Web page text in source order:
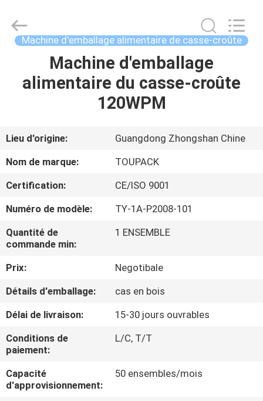
MAISON
À
PROPOS
DE
VISITE
CONTRÔLE
DE
QUALITÉ
CONTACTEZ-
NOUS
EQUIPMENT
Machine d'emballage alimentaire de casse-croûte
Machine d'emballage
alimentaire du casse-croûte
120WPM
Lieu d'origine:
Guangdong Zhongshan Chine
Nom de marque:
TOUPACK
Certification:
CE/ISO 9001
Numéro de modèle:
TY-1A-P2008-101
Quantité de
commande min:
1 ENSEMBLE
Prix:
Negotibale
Détails d'emballage:
cas en bois
Délai de livraison:
15-30 jours ouvrables
Conditions de
paiement:
L/C, T/T
Capacité
d'approvisionnement:
50 ensembles/mois